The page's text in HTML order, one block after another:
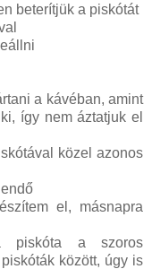
beterítjük a piskótát
a kávéban, amint
így nem áztatjuk el
közel azonos
el, másnapra
piskóta a szoros
között, úgy is